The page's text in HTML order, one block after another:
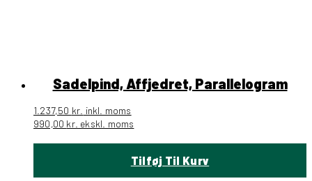
Sadelpind, Affjedret, Parallelogram
1.237,50 kr. inkl. moms
990,00 kr. ekskl. moms
Tilføj Til Kurv